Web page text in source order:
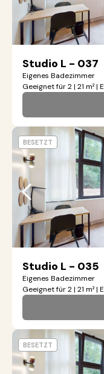
Studio L - 037
Eigenes Badezimmer
Geeignet für 2 | 21 m² |
Studio L - 035
Eigenes Badezimmer
Geeignet für 2 | 21 m² |
BESETZT
BESETZT